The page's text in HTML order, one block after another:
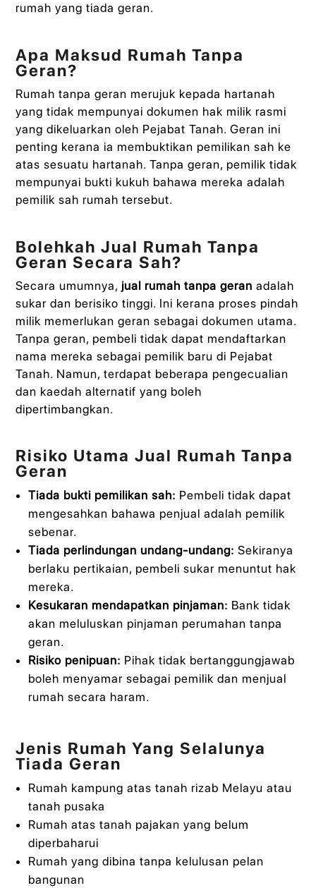
rumah yang tiada geran.
Apa Maksud Rumah Tanpa
Geran?
Rumah tanpa geran merujuk kepada hartanah
yang tidak mempunyai dokumen hak milik rasmi
yang dikeluarkan oleh Pejabat Tanah. Geran ini
penting kerana ia membuktikan pemilikan sah ke
atas sesuatu hartanah. Tanpa geran, pemilik tidak
mempunyai bukti kukuh bahawa mereka adalah
pemilik sah rumah tersebut.
Bolehkah Jual Rumah Tanpa
Geran Secara Sah?
Secara umumnya, jual rumah tanpa geran adalah
sukar dan berisiko tinggi. Ini kerana proses pindah
milik memerlukan geran sebagai dokumen utama.
Tanpa geran, pembeli tidak dapat mendaftarkan
nama mereka sebagai pemilik baru di Pejabat
Tanah. Namun, terdapat beberapa pengecualian
dan kaedah alternatif yang boleh
dipertimbangkan.
Risiko Utama Jual Rumah Tanpa
Geran
Tiada bukti pemilikan sah: Pembeli tidak dapat
mengesahkan bahawa penjual adalah pemilik
sebenar.
Tiada perlindungan undang-undang: Sekiranya
berlaku pertikaian, pembeli sukar menuntut hak
mereka.
Kesukaran mendapatkan pinjaman: Bank tidak
akan meluluskan pinjaman perumahan tanpa
geran.
Risiko penipuan: Pihak tidak bertanggungjawab
boleh menyamar sebagai pemilik dan menjual
rumah secara haram.
Jenis Rumah Yang Selalunya
Tiada Geran
Rumah kampung atas tanah rizab Melayu atau
tanah pusaka
Rumah atas tanah pajakan yang belum
diperbaharui
Rumah yang dibina tanpa kelulusan pelan
bangunan